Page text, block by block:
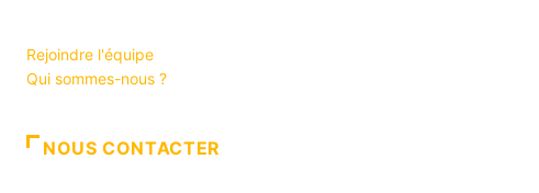
Rejoindre l'équipe
Qui sommes-nous ?
NOUS CONTACTER